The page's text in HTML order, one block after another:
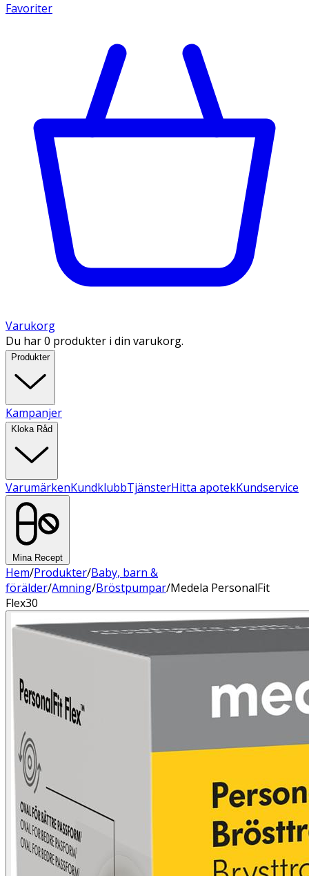
Favoriter
Varukorg
Du har 0 produkter i din varukorg.
Produkter
Kampanjer
Kloka Råd
VarumärkenKundklubbTjänsterHitta apotekKundservice
Mina Recept
Hem/Produkter/Baby, barn &
förälder/Amning/Bröstpumpar/Medela PersonalFit
Flex30